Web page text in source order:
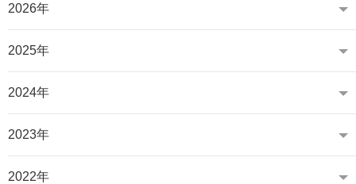
2026年
2025年
2024年
2023年
2022年